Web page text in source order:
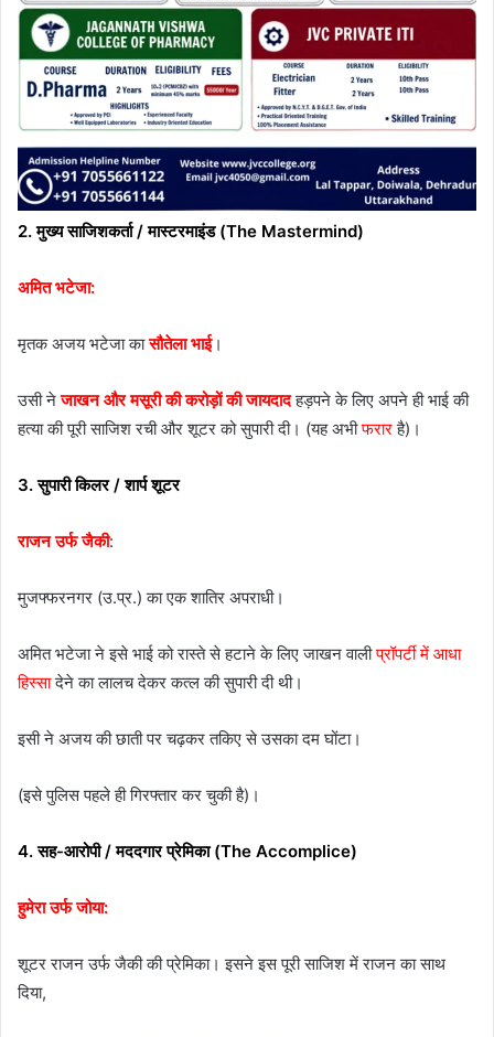
2. मुख्य साजिशकर्ता / मास्टरमाइंड (The Mastermind)
अमित भटेजा:
मृतक अजय भटेजा कासौतेला भाई।
उसी नेजाखन और मसूरी की करोड़ों की जायदादहड़पने के लिए अपने ही भाई की
हत्या की पूरी साजिश रची और शूटर को सुपारी दी। (यह अभीफरारहै)।
3. सुपारी किलर / शार्प शूटर
राजन उर्फ जैकी:
मुजफ्फरनगर (उ.प्र.) का एक शातिर अपराधी।
अमित भटेजा ने इसे भाई को रास्ते से हटाने के लिए जाखन वालीप्रॉपर्टी में आधा
हिस्सादेने का लालच देकर कत्ल की सुपारी दी थी।
इसी ने अजय की छाती पर चढ़कर तकिए से उसका दम घोंटा।
(इसे पुलिस पहले ही गिरफ्तार कर चुकी है)।
4. सह-आरोपी / मददगार प्रेमिका (The Accomplice)
हुमेरा उर्फ जोया:
शूटर राजन उर्फ जैकी की प्रेमिका। इसने इस पूरी साजिश में राजन का साथ
दिया,